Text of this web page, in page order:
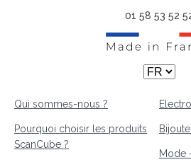
01 58 53 52
Qui sommes-nous ?
Pourquoi choisir les produits
ScanCube ?
Mode